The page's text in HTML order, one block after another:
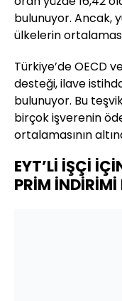
bulunuyor. Ancak,
ülkelerin
Türkiye’de OECD
desteği, ilave
bulunuyor. Bu
birçok işverenin
ortalamasının
EYT’Lİ İŞÇİ
PRİM İNDİRİMİ